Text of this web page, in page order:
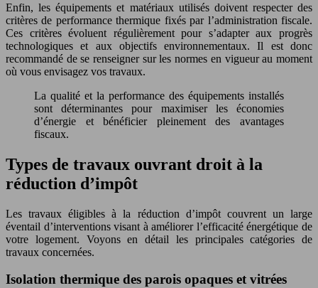
Enfin, les équipements et matériaux utilisés doivent respecter des
critères de performance thermique fixés par l’administration fiscale.
Ces critères évoluent régulièrement pour s’adapter aux progrès
technologiques et aux objectifs environnementaux. Il est donc
recommandé de se renseigner sur les normes en vigueur au moment
où vous envisagez vos travaux.
La qualité et la performance des équipements installés
sont déterminantes pour maximiser les économies
d’énergie et bénéficier pleinement des avantages
fiscaux.
Types de travaux ouvrant droit à la
réduction d’impôt
Les travaux éligibles à la réduction d’impôt couvrent un large
éventail d’interventions visant à améliorer l’efficacité énergétique de
votre logement. Voyons en détail les principales catégories de
travaux concernées.
Isolation thermique des parois opaques et vitrées